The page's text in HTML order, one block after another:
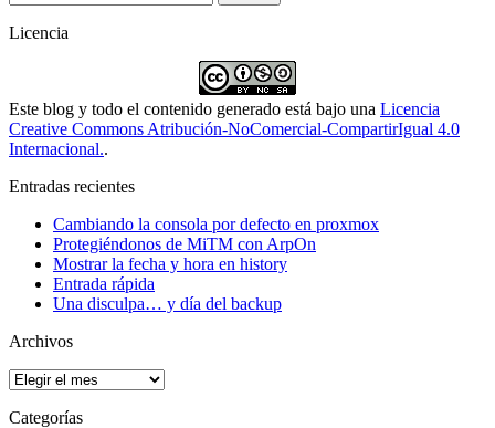
Licencia
Este blog y todo el contenido generado está bajo una Licencia
Creative Commons Atribución-NoComercial-CompartirIgual 4.0
Internacional..
Entradas recientes
Cambiando la consola por defecto en proxmox
Protegiéndonos de MiTM con ArpOn
Mostrar la fecha y hora en history
Entrada rápida
Una disculpa… y día del backup
Archivos
Archivos
Categorías